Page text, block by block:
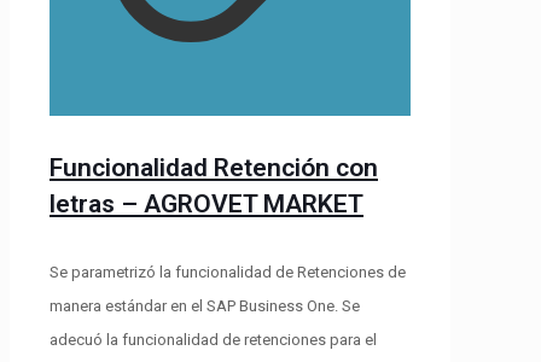
Funcionalidad Retención con
letras – AGROVET MARKET
Se parametrizó la funcionalidad de Retenciones de
manera estándar en el SAP Business One. Se
adecuó la funcionalidad de retenciones para el